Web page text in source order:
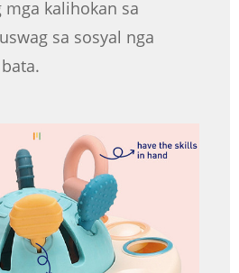
kalihokan sa
sa sosyal nga